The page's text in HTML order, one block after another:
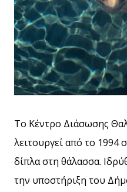
Το Κέντρο Διάσωσης
λειτουργεί από το 1994
δίπλα στη θάλασσα.
την υποστήριξη του